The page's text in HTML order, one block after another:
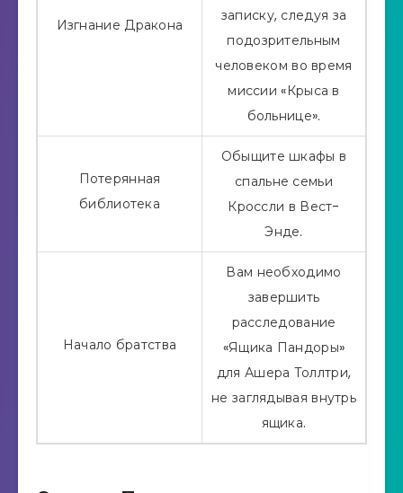
Изгнание Дракона
записку, следуя за
подозрительным
человеком во время
миссии «Крыса в
больнице».
Потерянная
библиотека
Обыщите шкафы в
спальне семьи
Кроссли в Вест-
Энде.
Начало братства
Вам необходимо
завершить
расследование
«Ящика Пандоры»
для Ашера Толлтри,
не заглядывая внутрь
ящика.